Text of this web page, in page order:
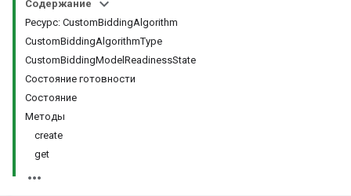
Содержание
Ресурс: CustomBiddingAlgorithm
CustomBiddingAlgorithmType
CustomBiddingModelReadinessState
Состояние готовности
Состояние
Методы
create
get